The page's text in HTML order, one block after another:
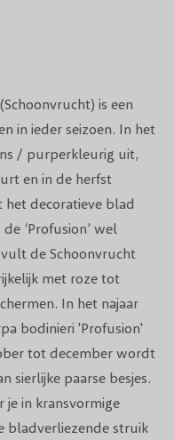
(Schoonvrucht) is een
in ieder seizoen. In het
/ purperkleurig uit,
en in de herfst
decoratieve blad
‘Profusion’ wel
de Schoonvrucht
met roze tot
In het najaar
bodinieri 'Profusion'
tot december wordt
sierlijke paarse besjes.
je in kransvormige
bladverliezende struik
vorst)
aan